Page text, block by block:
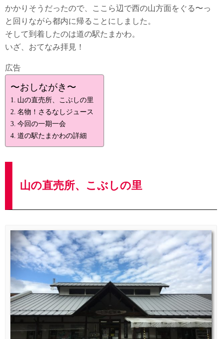
かかりそうだったので、ここら辺で西の山方面をぐる〜っ
と回りながら都内に帰ることにしました。
そして到着したのは道の駅たまかわ。
いざ、おてなみ拝見！
広告
〜おしながき〜
山の直売所、こぶしの里
名物！さるなしジュース
今回の一期一会
道の駅たまかわの詳細
山の直売所、こぶしの里